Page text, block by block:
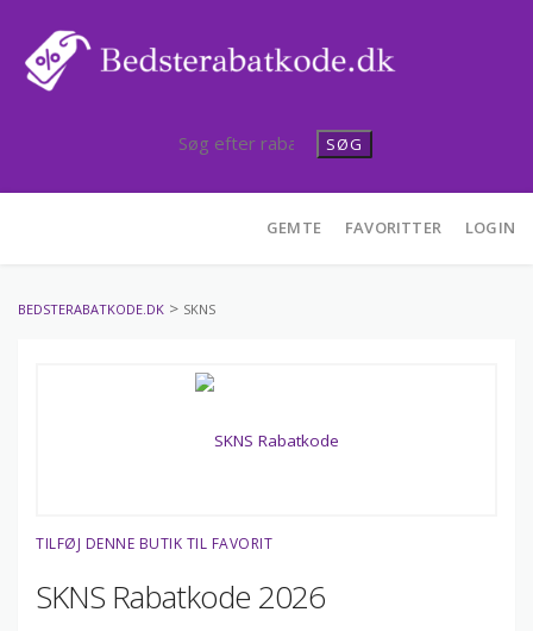
SØG
GEMTE FAVORITTER LOGIN
BEDSTERABATKODE.DK > SKNS
TILFØJ DENNE BUTIK TIL FAVORIT
SKNS Rabatkode 2026